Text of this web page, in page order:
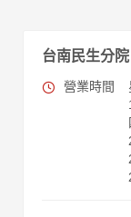
台南民生分院
營業時間